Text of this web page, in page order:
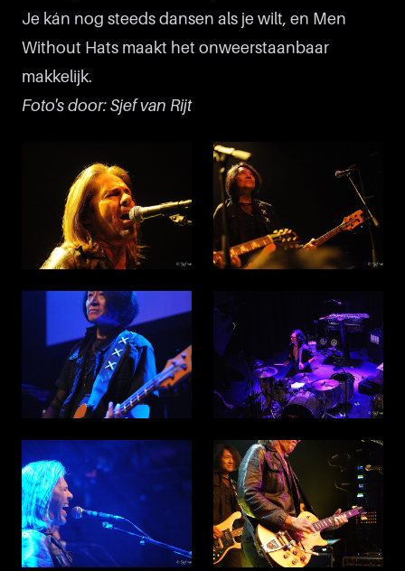
Je kán nog steeds dansen als je wilt, en Men
Without Hats maakt het onweerstaanbaar
makkelijk.
Foto's door: Sjef van Rijt